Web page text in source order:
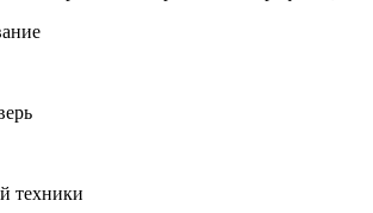
техники